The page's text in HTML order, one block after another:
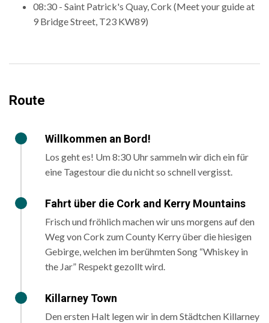
08:30 - Saint Patrick's Quay, Cork (Meet your guide at
9 Bridge Street, T23 KW89)
Route
Willkommen an Bord!
Los geht es! Um 8:30 Uhr sammeln wir dich ein für
eine Tagestour die du nicht so schnell vergisst.
Fahrt über die Cork and Kerry Mountains
Frisch und fröhlich machen wir uns morgens auf den
Weg von Cork zum County Kerry über die hiesigen
Gebirge, welchen im berühmten Song “Whiskey in
the Jar” Respekt gezollt wird.
Killarney Town
Den ersten Halt legen wir in dem Städtchen ​Killarney